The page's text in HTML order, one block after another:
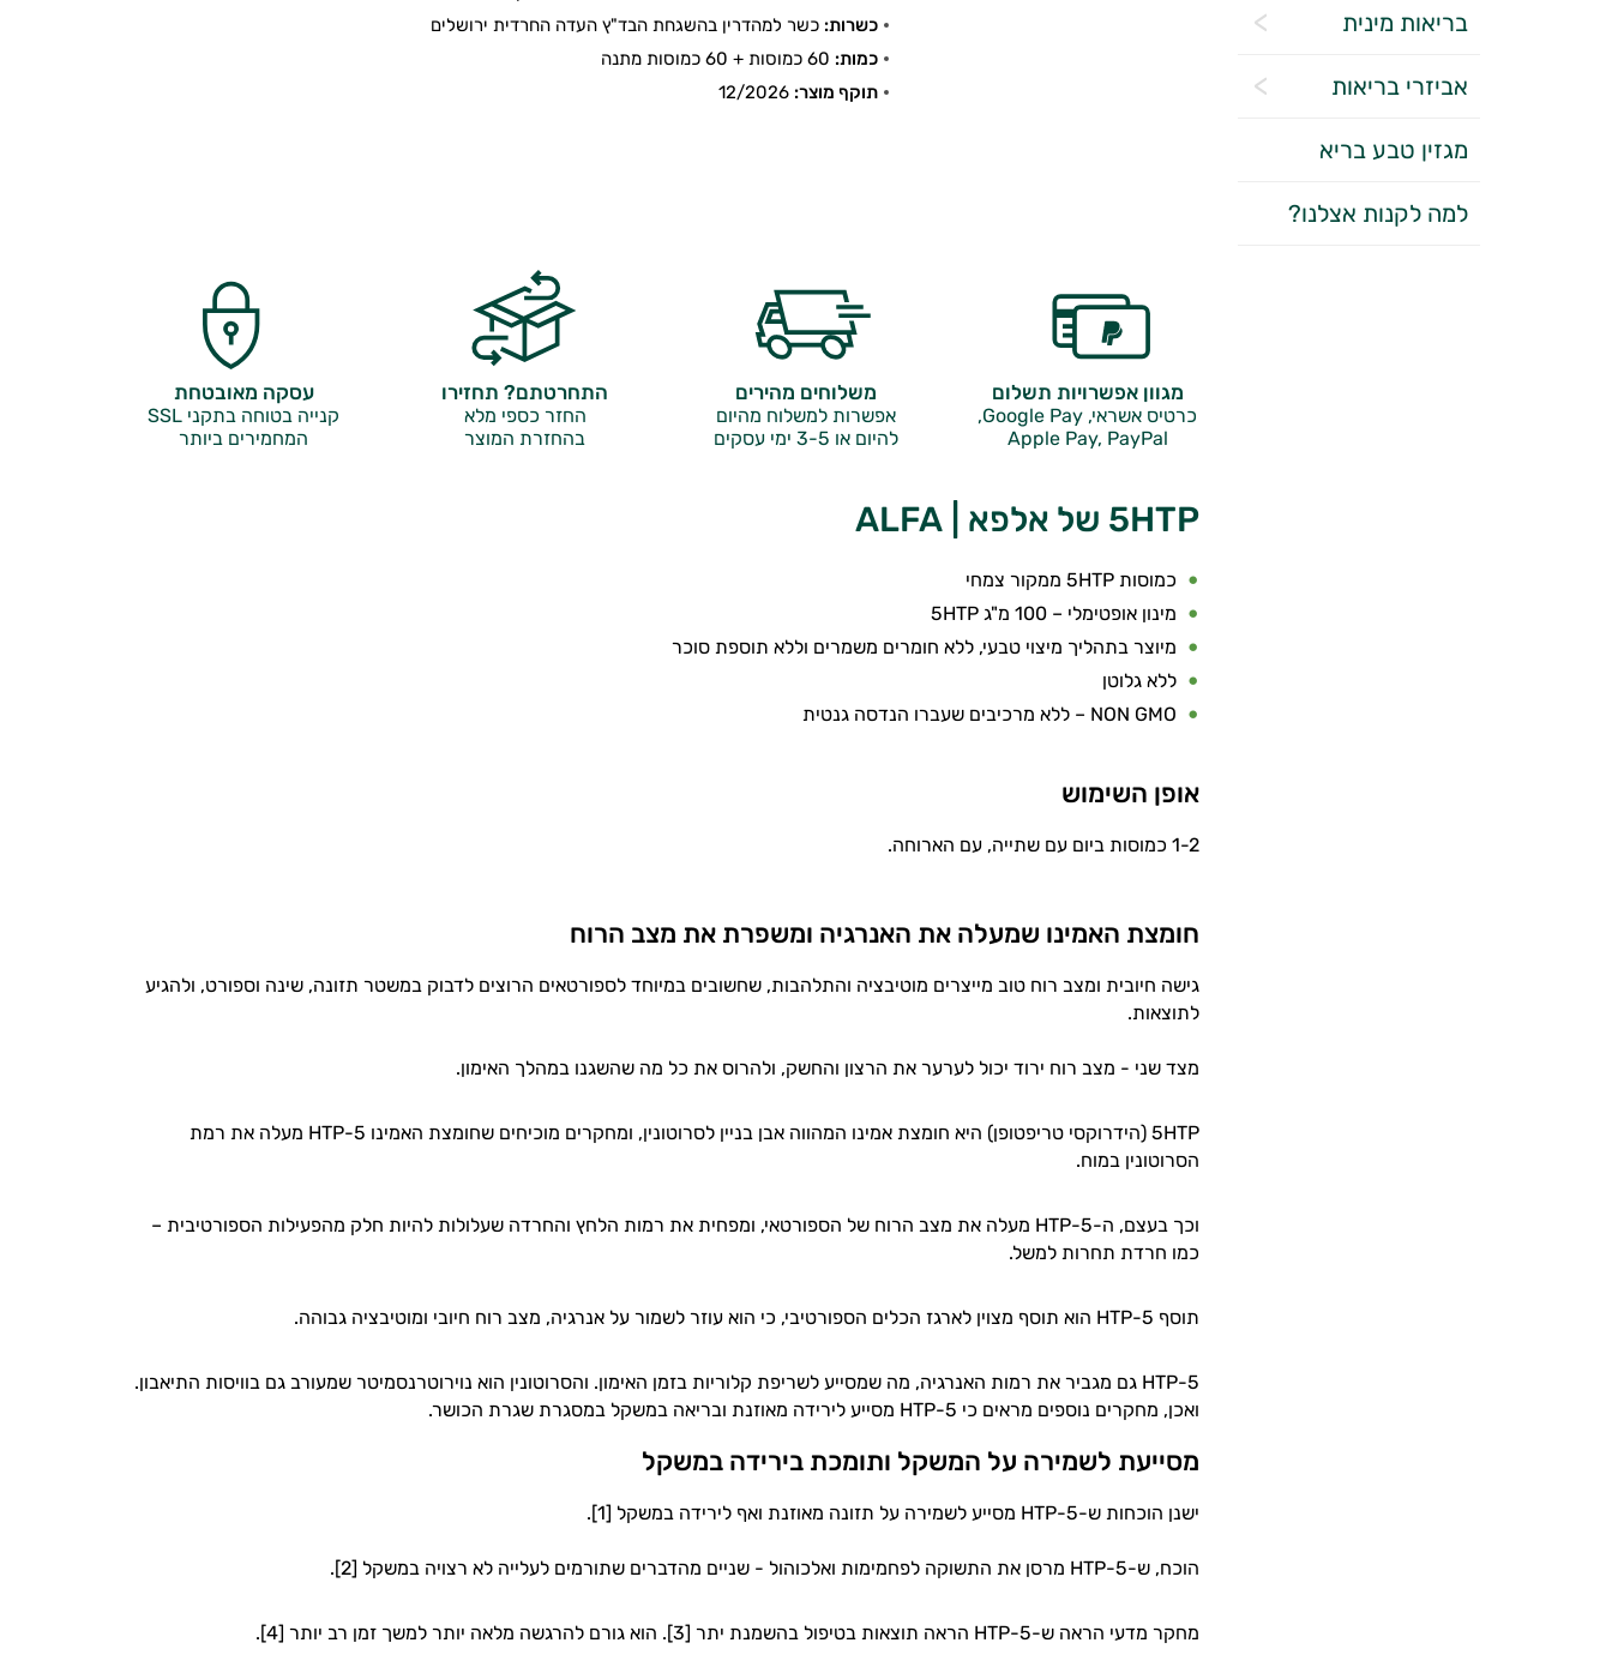
בריאות מינית
אביזרי בריאות
מגזין טבע בריא
למה לקנות אצלנו?
כשרות: כשר למהדרין בהשגחת הבד"ץ העדה החרדית ירושלים
כמות:
תוקף מוצר:
מגוון אפשרויות תשלום
כרטיס אשראי, Google Pay,
Apple Pay, PayPal
משלוחים מהירים
אפשרות למשלוח מהיום
להיום או 3-5 ימי עסקים
התחרטתם? תחזירו
החזר כספי מלא
בהחזרת המוצר
עסקה מאובטחת
קנייה בטוחה בתקני SSL
המחמירים ביותר
5HTP של אלפא | ALFA
כמוסות 5HTP ממקור צמחי
מינון אופטימלי – 100 מ"ג 5HTP
מיוצר בתהליך מיצוי טבעי, ללא חומרים משמרים וללא תוספת סוכר
ללא גלוטן
NON GMO – ללא מרכיבים שעברו הנדסה גנטית
אופן השימוש
1-2 כמוסות ביום עם שתייה, עם הארוחה.
חומצת האמינו שמעלה את האנרגיה ומשפרת את מצב הרוח
גישה חיובית ומצב רוח טוב מייצרים מוטיבציה והתלהבות, שחשובים במיוחד לספורטאים הרוצים לדבוק במשטר תזונה, שינה וספורט, ולהגיע
לתוצאות.
מצד שני - מצב רוח ירוד יכול לערער את הרצון והחשק, ולהרוס את כל מה שהשגנו במהלך האימון.
5HTP (הידרוקסי טריפטופן) היא חומצת אמינו המהווה אבן בניין לסרוטונין, ומחקרים מוכיחים שחומצת האמינו 5-HTP מעלה את רמת
הסרוטונין במוח.
וכך בעצם, ה-5-HTP מעלה את מצב הרוח של הספורטאי, ומפחית את רמות הלחץ והחרדה שעלולות להיות חלק מהפעילות הספורטיבית –
כמו חרדת תחרות למשל.
תוסף 5-HTP הוא תוסף מצוין לארגז הכלים הספורטיבי, כי הוא עוזר לשמור על אנרגיה, מצב רוח חיובי ומוטיבציה גבוהה.
5-HTP גם מגביר את רמות האנרגיה, מה שמסייע לשריפת קלוריות בזמן האימון. והסרוטונין הוא נוירוטרנסמיטר שמעורב גם בוויסות התיאבון.
ואכן, מחקרים נוספים מראים כי 5-HTP מסייע לירידה מאוזנת ובריאה במשקל במסגרת שגרת הכושר.
מסייעת לשמירה על המשקל ותומכת בירידה במשקל
ישנן הוכחות ש-5-HTP מסייע לשמירה על תזונה מאוזנת ואף לירידה במשקל [1].
הוכח, ש-5-HTP מרסן את התשוקה לפחמימות ואלכוהול - שניים מהדברים שתורמים לעלייה לא רצויה במשקל [2].
מחקר מדעי הראה ש-5-HTP הראה תוצאות בטיפול בהשמנת יתר [3]. הוא גורם להרגשה מלאה יותר למשך זמן רב יותר [4].